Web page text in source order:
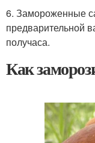
6. Замороженные
предварительной
получаса.
Как